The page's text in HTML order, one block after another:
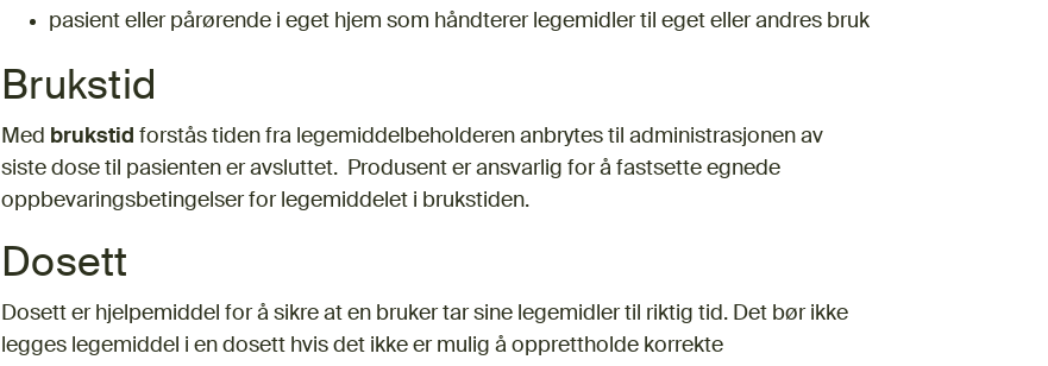
pasient eller pårørende i eget hjem som håndterer legemidler til eget eller andres bruk
Brukstid
Med brukstid forstås tiden fra legemiddelbeholderen anbrytes til administrasjonen av
siste dose til pasienten er avsluttet. Produsent er ansvarlig for å fastsette egnede
oppbevaringsbetingelser for legemiddelet i brukstiden.
Dosett
Dosett er hjelpemiddel for å sikre at en bruker tar sine legemidler til riktig tid. Det bør ikke
legges legemiddel i en dosett hvis det ikke er mulig å opprettholde korrekte